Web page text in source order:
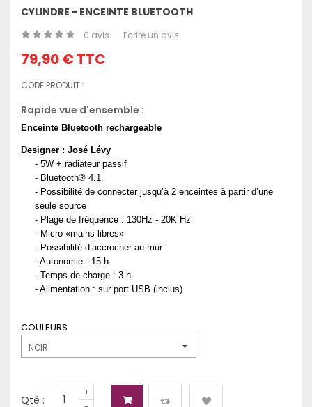
CYLINDRE - ENCEINTE BLUETOOTH
0 avis Ecrire un avis
79,90 € TTC
CODE PRODUIT :
Rapide vue d'ensemble :
Enceinte Bluetooth rechargeable
Designer : José Lévy
- 5W + radiateur passif
- Bluetooth® 4.1
- Possibilité de connecter jusqu’à 2 enceintes à partir d’une
seule source
- Plage de fréquence : 130Hz - 20K Hz
- Micro «mains-libres»
- Possibilité d’accrocher au mur
- Autonomie : 15 h
- Temps de charge : 3 h
- Alimentation : sur port USB (inclus)
COULEURS
NOIR
Qté :
+